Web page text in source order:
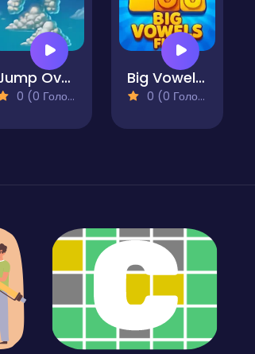
Jump Over Alphabets
0 (0 Голосів)
Big Vowels Fun
0 (0 Голосів)